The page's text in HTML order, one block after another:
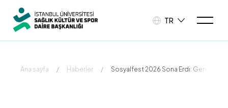
TR
Ana sayfa / Haberler / Sosyalfest 2026 Sona Erdi: Gençliğin